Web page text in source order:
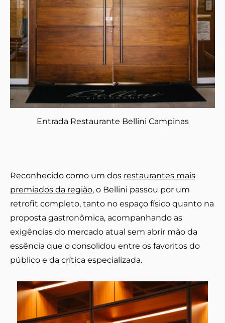
Entrada Restaurante Bellini Campinas
Reconhecido como um dos restaurantes mais
premiados da região, o Bellini passou por um
retrofit completo, tanto no espaço físico quanto na
proposta gastronômica, acompanhando as
exigências do mercado atual sem abrir mão da
essência que o consolidou entre os favoritos do
público e da crítica especializada.